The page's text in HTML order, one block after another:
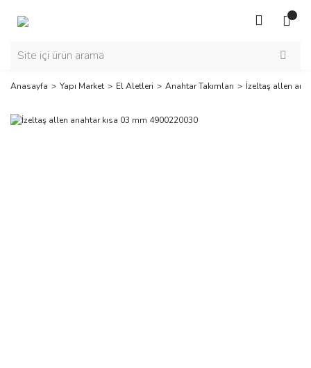
Anasayfa Yapı Market El Aletleri Anahtar Takımları İzeltaş allen